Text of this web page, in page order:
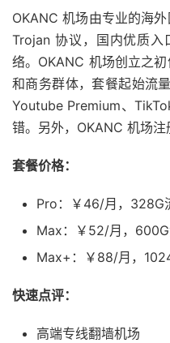
OKANC 机场由专业的海
Trojan 协议，国内优质入
络。OKANC 机场创立之
和商务群体，套餐起始流
Youtube Premium、
错。另外，OKANC 机场注
套餐价格：
Pro：￥46/月，328G
Max：￥52/月，600G
Max+：￥88/月，
快速点评：
高端专线翻墙机场